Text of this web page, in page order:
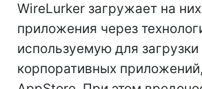
WireLurker загружает на
приложения через
используемую для загрузки
корпоративных